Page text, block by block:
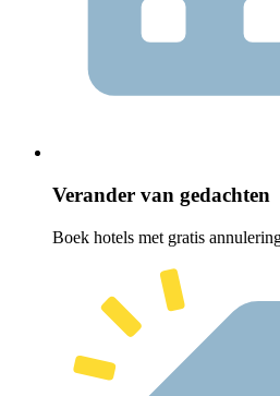
Verander van gedachten
Boek hotels met gratis